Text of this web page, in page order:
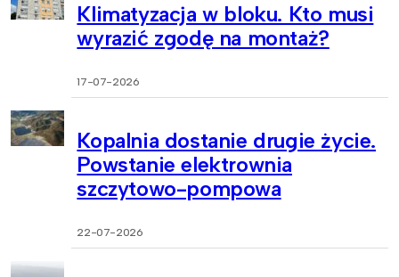
Klimatyzacja w bloku. Kto musi
wyrazić zgodę na montaż?
17-07-2026
Kopalnia dostanie drugie życie.
Powstanie elektrownia
szczytowo-pompowa
22-07-2026